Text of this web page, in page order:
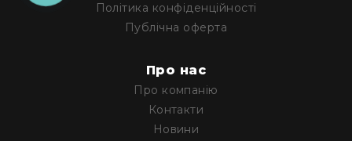
DMX-
інтерфейси
контролери
Приймально-
передавачі
DMX
Політика конфіденційності
Публічна оферта
Про нас
Про компанію
Контакти
Новини